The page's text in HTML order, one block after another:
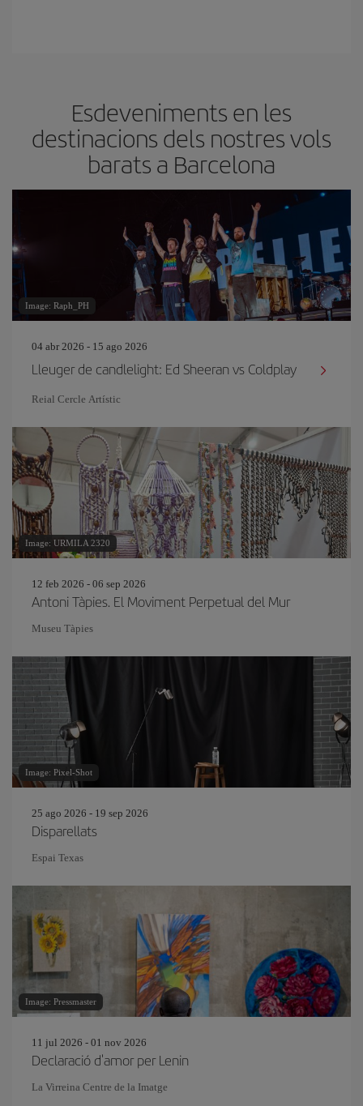
Esdeveniments en les
destinacions dels nostres vols
barats a Barcelona
Image: Raph_PH
04 abr 2026 - 15 ago 2026
Lleuger de candlelight: Ed Sheeran vs Coldplay
Reial Cercle Artístic
Image: URMILA 2320
12 feb 2026 - 06 sep 2026
Antoni Tàpies. El Moviment Perpetual del Mur
Museu Tàpies
Image: Pixel-Shot
25 ago 2026 - 19 sep 2026
Disparellats
Espai Texas
Image: Pressmaster
11 jul 2026 - 01 nov 2026
Declaració d'amor per Lenin
La Virreina Centre de la Imatge